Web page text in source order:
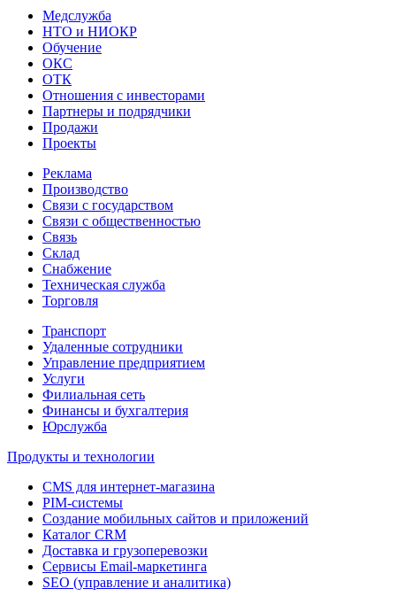
Медслужба
НТО и НИОКР
Обучение
ОКС
ОТК
Отношения с инвесторами
Партнеры и подрядчики
Продажи
Проекты
Реклама
Производство
Связи с государством
Связи с общественностью
Связь
Склад
Снабжение
Техническая служба
Торговля
Транспорт
Удаленные сотрудники
Управление предприятием
Услуги
Филиальная сеть
Финансы и бухгалтерия
Юрслужба
Продукты и технологии
CMS для интернет-магазина
PIM-системы
Создание мобильных сайтов и приложений
Каталог CRM
Доставка и грузоперевозки
Сервисы Email-маркетинга
SEO (управление и аналитика)